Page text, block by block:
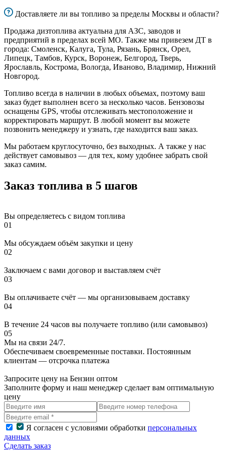
Доставляете ли вы топливо за пределы Москвы и области?
Продажа дизтоплива актуальна для АЗС, заводов и
предприятий в пределах всей МО. Также мы привезем ДТ в
города: Смоленск, Калуга, Тула, Рязань, Брянск, Орел,
Липецк, Тамбов, Курск, Воронеж, Белгород, Тверь,
Ярославль, Кострома, Вологда, Иваново, Владимир, Нижний
Новгород.
Топливо всегда в наличии в любых объемах, поэтому ваш
заказ будет выполнен всего за несколько часов. Бензовозы
оснащены GPS, чтобы отслеживать местоположение и
корректировать маршрут. В любой момент вы можете
позвонить менеджеру и узнать, где находится ваш заказ.
Мы работаем круглосуточно, без выходных. А также у нас
действует самовывоз — для тех, кому удобнее забрать свой
заказ самим.
Заказ топлива в 5 шагов
Вы определяетесь с видом топлива
01
Мы обсуждаем объём закупки и цену
02
Заключаем с вами договор и выставляем счёт
03
Вы оплачиваете счёт — мы организовываем доставку
04
В течение 24 часов вы получаете топливо (или самовывоз)
05
Мы на связи 24/7.
Обеспечиваем своевременные поставки. Постоянным
клиентам — отсрочка платежа
Запросите цену на Бензин оптом
Заполните форму и наш менеджер сделает вам оптимальную
цену
Я согласен с условиями обработки персональных
данных
Сделать заказ